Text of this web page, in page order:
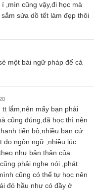
,mìn cũng vậy,đi học mà
sửa dồ tết làm đẹp thôi
một bài ngữ pháp để cả
lắm,nên mấy bạn phải
cũng đúng,đã học thì nên
tiến bộ,nhiều bạn cứ
do ngôn ngữ ,nhiều lúc
như bản thân của
phải nghe nói ,phát
cũng có thể tự học nên
đó hầu như có đầy ở